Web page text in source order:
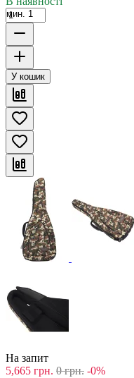
мин. 1
У кошик
На запит
5,665 грн. 0 грн. -0%